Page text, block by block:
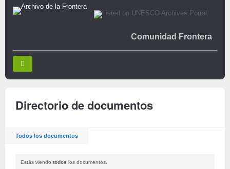
Comunidad Frontera
Directorio de documentos
Todos los documentos
Estás viendo todos los documentos.